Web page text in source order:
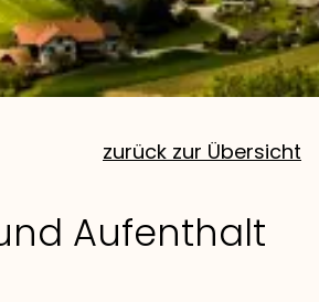
zurück zur Übersicht
Aufenthalt